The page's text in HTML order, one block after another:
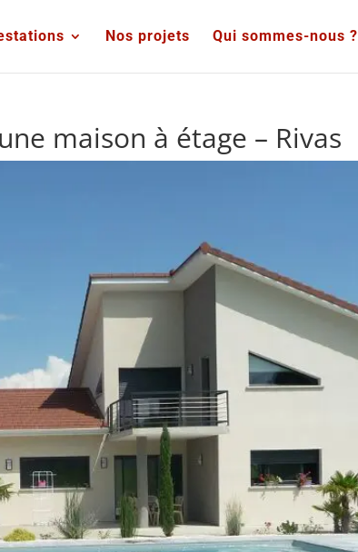
Nos projets Qui sommes-nous ?
maison à étage – Rivas